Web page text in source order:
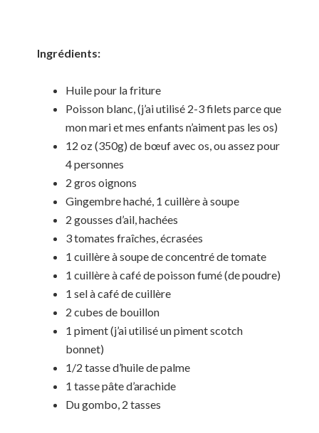
Ingrédients:
Huile pour la friture
Poisson blanc, (j’ai utilisé 2-3 filets parce que
mon mari et mes enfants n’aiment pas les os)
12 oz (350g) de bœuf avec os, ou assez pour
4 personnes
2 gros oignons
Gingembre haché, 1 cuillère à soupe
2 gousses d’ail, hachées
3 tomates fraîches, écrasées
1 cuillère à soupe de concentré de tomate
1 cuillère à café de poisson fumé (de poudre)
1 sel à café de cuillère
2 cubes de bouillon
1 piment (j’ai utilisé un piment scotch
bonnet)
1/2 tasse d’huile de palme
1 tasse pâte d’arachide
Du gombo, 2 tasses